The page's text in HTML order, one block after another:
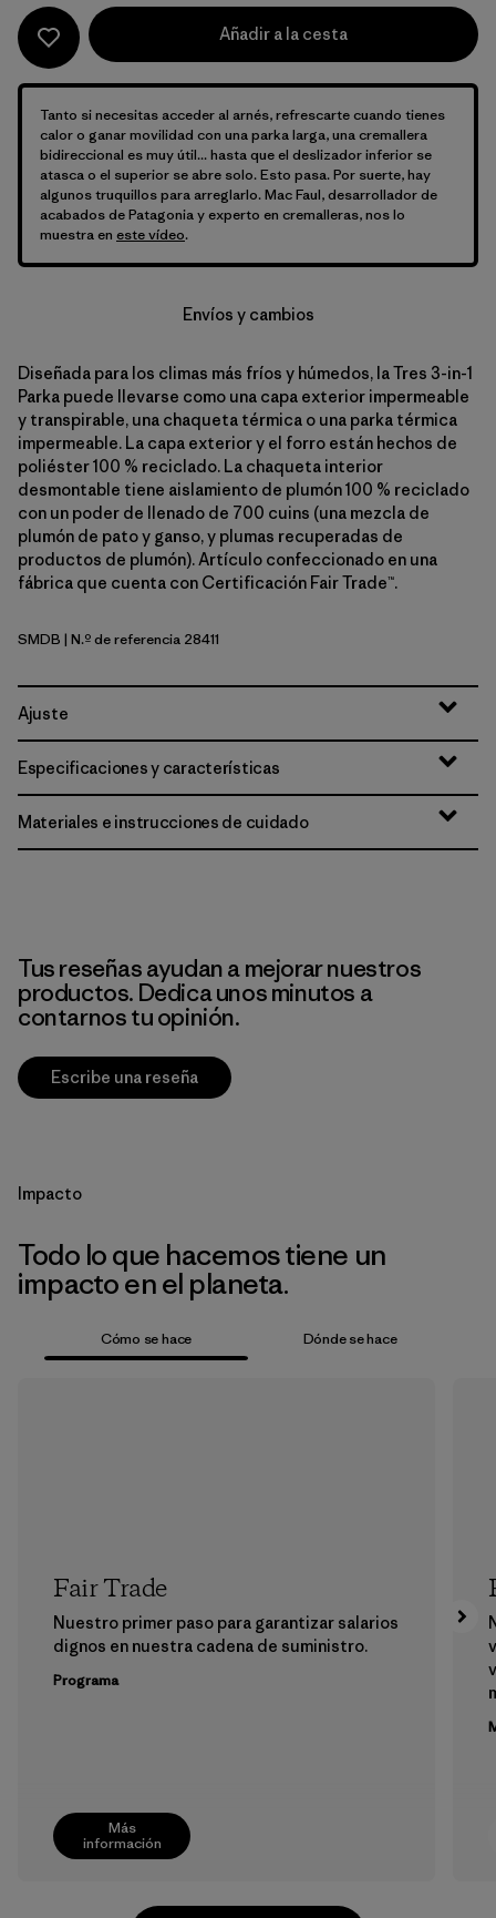
Añadir a la cesta
Tanto si necesitas acceder al arnés, refrescarte cuando tienes
calor o ganar movilidad con una parka larga, una cremallera
bidireccional es muy útil... hasta que el deslizador inferior se
atasca o el superior se abre solo. Esto pasa. Por suerte, hay
algunos truquillos para arreglarlo. Mac Faul, desarrollador de
acabados de Patagonia y experto en cremalleras, nos lo
muestra en este vídeo.
Envíos y cambios
Diseñada para los climas más fríos y húmedos, la Tres 3-in-1
Parka puede llevarse como una capa exterior impermeable
y transpirable, una chaqueta térmica o una parka térmica
impermeable. La capa exterior y el forro están hechos de
poliéster 100 % reciclado. La chaqueta interior
desmontable tiene aislamiento de plumón 100 % reciclado
con un poder de llenado de 700 cuins (una mezcla de
plumón de pato y ganso, y plumas recuperadas de
productos de plumón). Artículo confeccionado en una
fábrica que cuenta con Certificación Fair Trade™.
Smolder Blue
SMDB | N.º de referencia 28411
Ajuste
Especificaciones y características
Materiales e instrucciones de cuidado
Tus reseñas ayudan a mejorar nuestros
productos. Dedica unos minutos a
contarnos tu opinión.
Escribe una reseña
Impacto
Todo lo que hacemos tiene un
impacto en el planeta.
Cómo se hace Dónde se hace
Más
información
Fair Trade
Nuestro primer paso para garantizar salarios
dignos en nuestra cadena de suministro.
Programa